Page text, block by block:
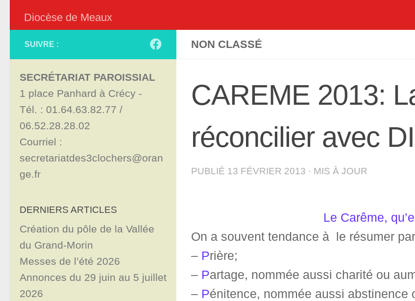
Diocèse de Meaux
NON CLASSÉ
CAREME 2013:
réconcilier avec
PUBLIÉ 13 FÉVRIER 2013 · MIS À JOUR
Le Carême,
On a souvent tendance à le résumer
– Prière;
– Partage, nommée aussi charité ou
– Pénitence, nommée aussi abstinence
SUIVRE :
SECRÉTARIAT PAROISSIAL
1 place Panhard à Crécy -
Tél. : 01.64.63.82.77 /
06.52.28.28.02
Courriel :
secretariatdes3clochers@oran
ge.fr
DERNIERS ARTICLES
Création du pôle de la Vallée
du Grand-Morin
Messes de l’été 2026
Annonces du 29 juin au 5 juillet
2026